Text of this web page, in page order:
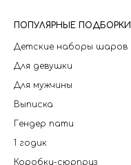
ПОПУЛЯРНЫЕ ПОДБОРКИ
Детские наборы шаров
Для девушки
Для мужчины
Выписка
Гендер пати
1 годик
Коробки-сюрприз